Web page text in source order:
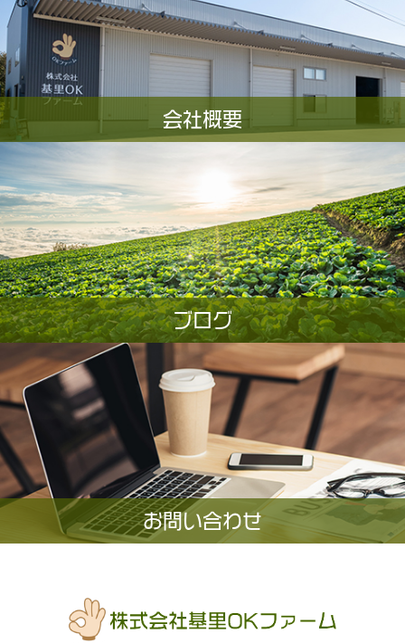
会社概要
ブログ
お問い合わせ